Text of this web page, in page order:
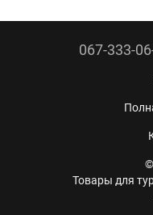
067-333-
Товары для